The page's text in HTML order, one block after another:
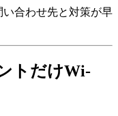
合わせ先と対策が早
トだけWi-